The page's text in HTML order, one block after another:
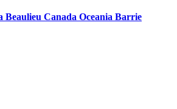
Beaulieu Canada Oceania Barrie